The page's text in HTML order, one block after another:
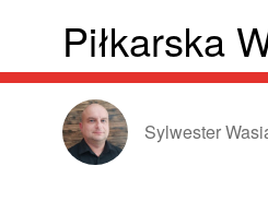
Piłkarska
Sylwester